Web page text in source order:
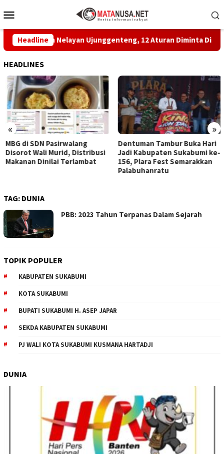
ke
Mobile
HeadlineNelayan Ujunggenteng, 12 Aturan Diminta Dipatuhi
HEADLINES
« »
MBG di SDN Pasirwalang
Disorot Wali Murid, Distribusi
Makanan Dinilai Terlambat
Dentuman Tambur Buka Hari
Jadi Kabupaten Sukabumi ke-
156, Plara Fest Semarakkan
Palabuhanratu
TAG: DUNIA
PBB: 2023 Tahun Terpanas Dalam Sejarah
TOPIK POPULER
KABUPATEN SUKABUMI
KOTA SUKABUMI
BUPATI SUKABUMI H. ASEP JAPAR
SEKDA KABUPATEN SUKABUMI
PJ WALI KOTA SUKABUMI KUSMANA HARTADJI
DUNIA